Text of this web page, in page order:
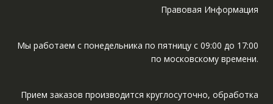
Правовая Информация
Мы работаем с понедельника по пятницу с 09:00 до 17:00
по московскому времени.
Прием заказов производится круглосуточно, обработка